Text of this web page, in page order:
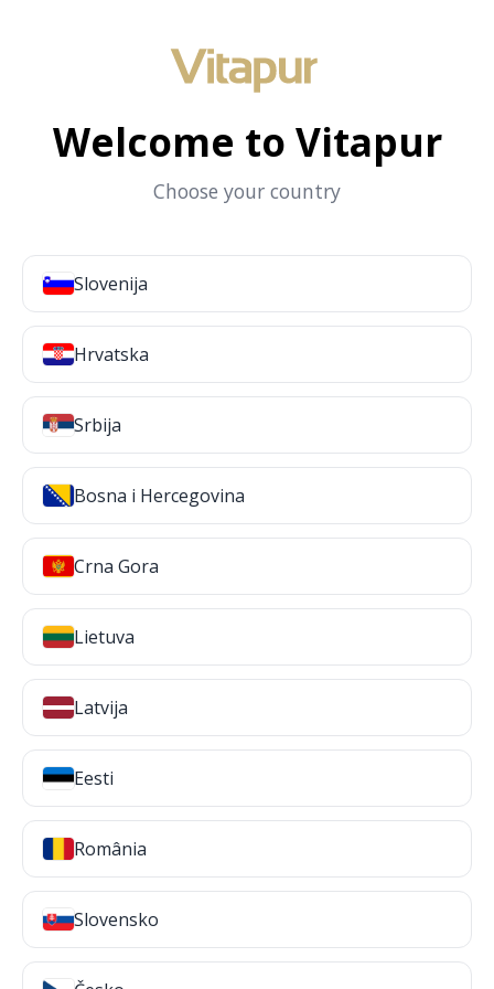
Welcome to Vitapur
Choose your country
Slovenija
Hrvatska
Srbija
Bosna i Hercegovina
Crna Gora
Lietuva
Latvija
Eesti
România
Slovensko